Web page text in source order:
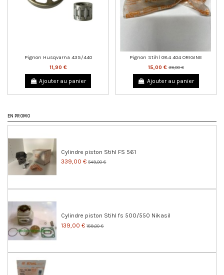
Pignon Husqvarna 435/440
11,90 €
Ajouter au panier
Pignon Stihl 084 404 ORIGINE
15,00 €39,00 €
Ajouter au panier
EN PROMO
Cylindre piston Stihl FS 561
339,00 € 549,00 €
Cylindre piston Stihl fs 500/550 Nikasil
139,00 € 189,00 €